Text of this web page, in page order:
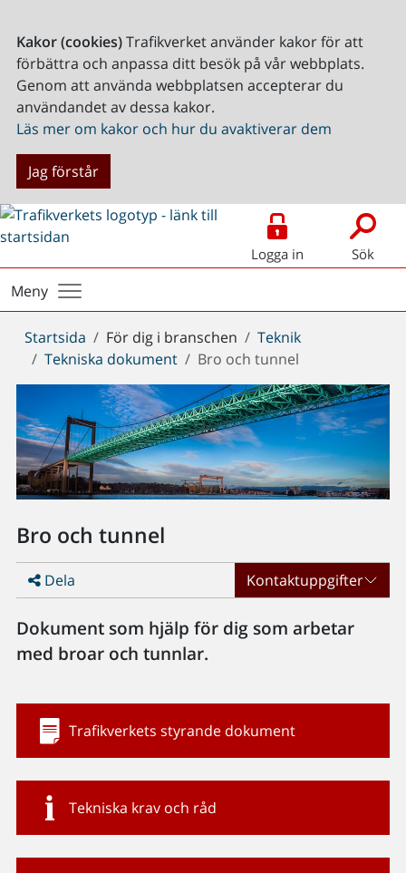
Kakor (cookies)Trafikverket använder kakor för att
förbättra och anpassa ditt besök på vår webbplats.
Genom att använda webbplatsen accepterar du
användandet av dessa kakor.
Läs mer om kakor och hur du avaktiverar dem
Jag förstår
Logga in Sök
Meny
Du
är
här:
Startsida För dig i branschen
Teknik
Tekniska dokument
Bro och tunnel
Bro och tunnel
Dela Kontaktuppgifter
Dokument som hjälp för dig som arbetar
med broar och tunnlar.
Trafikverkets styrande dokument
Tekniska krav och råd